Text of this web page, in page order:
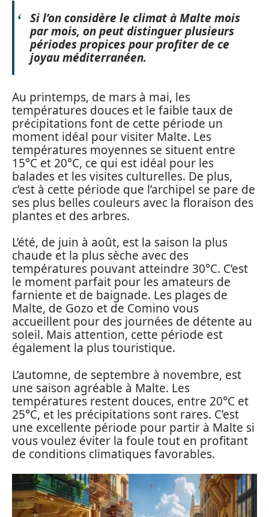
Si l’on considère le climat à Malte mois
par mois, on peut distinguer plusieurs
périodes propices pour profiter de ce
joyau méditerranéen.
Au printemps, de mars à mai, les
températures douces et le faible taux de
précipitations font de cette période un
moment idéal pour visiter Malte. Les
températures moyennes se situent entre
15°C et 20°C, ce qui est idéal pour les
balades et les visites culturelles. De plus,
c’est à cette période que l’archipel se pare de
ses plus belles couleurs avec la floraison des
plantes et des arbres.
L’été, de juin à août, est la saison la plus
chaude et la plus sèche avec des
températures pouvant atteindre 30°C. C’est
le moment parfait pour les amateurs de
farniente et de baignade. Les plages de
Malte, de Gozo et de Comino vous
accueillent pour des journées de détente au
soleil. Mais attention, cette période est
également la plus touristique.
L’automne, de septembre à novembre, est
une saison agréable à Malte. Les
températures restent douces, entre 20°C et
25°C, et les précipitations sont rares. C’est
une excellente période pour partir à Malte si
vous voulez éviter la foule tout en profitant
de conditions climatiques favorables.